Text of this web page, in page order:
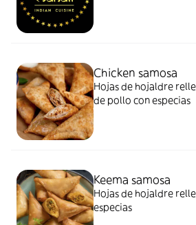
Chicken samosa
Hojas de hojaldre
de pollo con especias
Keema samosa
Hojas de hojaldre
especias